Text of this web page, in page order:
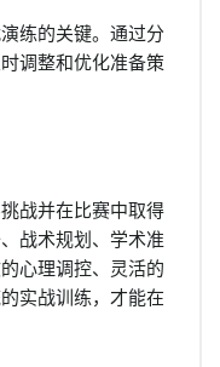
练的关键。通过分
调整和优化准备策
战并在比赛中取得
战术规划、学术准
心理调控、灵活的
实战训练，才能在